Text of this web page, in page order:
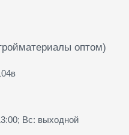
оптом)
Вс: выходной